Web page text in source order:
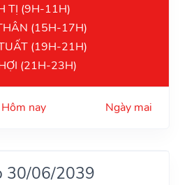
TỊ (9H-11H)
(15H-17H)
(19H-21H)
(21H-23H)
Hôm nay Ngày mai
30/06/2039